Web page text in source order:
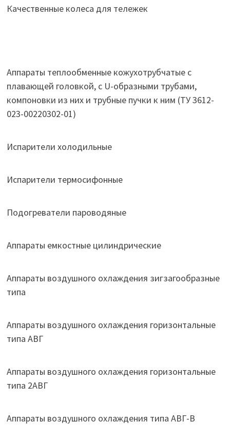
Качественные колеса для тележек
Аппараты теплообменные кожухотрубчатые c
плавающей головкой, с U-образными трубами,
компоновки из них и трубные пучки к ним (ТУ 3612-
023-00220302-01)
Испарители холодильные
Испарители термосифонные
Подогреватели пароводяные
Аппараты емкостные цилиндрические
Аппараты воздушного охлаждения зигзагообразные
типа
Аппараты воздушного охлаждения горизонтальные
типа АВГ
Аппараты воздушного охлаждения горизонтальные
типа 2АВГ
Аппараты воздушного охлаждения типа АВГ-В